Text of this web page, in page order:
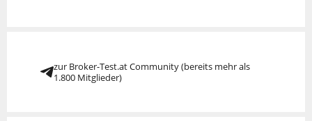
zur Broker-Test.at Community (bereits mehr als
1.800 Mitglieder)